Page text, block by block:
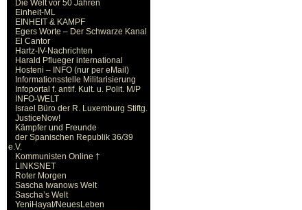
Die Welt vor 50 Jahren
Einheit-ML
EINHEIT & KAMPF
Egers Worte – Der Schwarze Kanal
El Cantor
Hartz-IV-Nachrichten
Harald Pflueger international
Hosteni – INFO (nur per eMail)
Informationsstelle Militarisierung
Infoportal f. antif. Kult. u. Polit. M/P
INFO-WELT
Israel Büro der R. Luxemburg Stiftg.
JusticeNow!
Kämpfer und Freunde
der Spanischen Republik 36/39
e.V.
Kommunisten Online †
LINKSNET
Roter Morgen
Sascha Iwanows Welt
Sascha’s Welt
YeniHayat/NeuesLeben